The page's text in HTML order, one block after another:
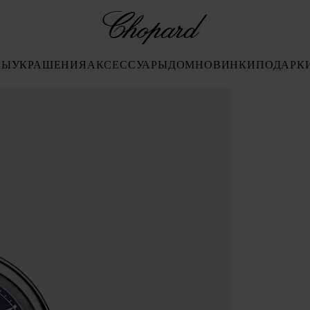
УКРАШЕНИЯАКСЕССУАРЫДОМНОВИНКИ